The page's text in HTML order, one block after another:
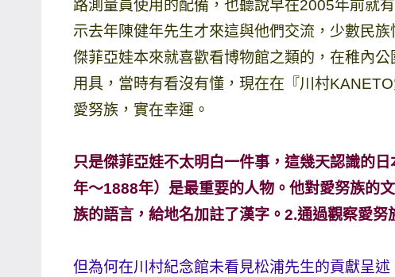
路測量員使用的配備，也聽說早在2005年前就
示去年陳健年先生才來這與他們交流，少數民
傑菲亞娃本來就喜歡看博物館之類的，在稚內
用具，當時有看沒有懂，現在在『川村
愛努族，實在幸運。
只是傑菲亞娃不太明白一件事，這幾天認識的
年～1888年）是最重要的人物。他對愛努族的
族的語言，給地名加註了漢字。2.通過觀察愛努
但為何在川村紀念館未看見松浦先生的貢獻呈